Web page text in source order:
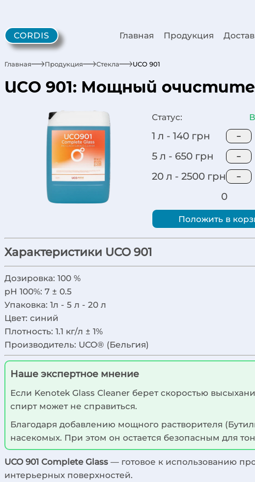
CORDIS Главная Продукция
Главная Продукция Стекла UCO 901
UCO 901: Мощный
Статус:
1 л -140 грн −
5 л - 650 грн −
20 л -2500 грн −
0
Положить в
Характеристики UCO 901
Дозировка:100 %
pH 100%:7 ± 0.5
Упаковка:1л - 5 л - 20 л
Цвет:синий
Плотность:1.1 кг/л ± 1%
Производитель: UCO® (Бельгия)
Наше экспертное мнение
Если Kenotek Glass Cleaner берет скоростью
спирт может не справиться.
Благодаря добавлению мощного растворителя
насекомых. При этом он остается безопасным для
UCO 901 Complete Glass — готовое к использованию
интерьерных поверхностей.